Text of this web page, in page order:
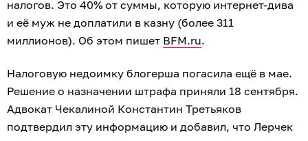
налогов. Это 40% от суммы, которую интернет-дива
и её муж не доплатили в казну (более 311
миллионов). Об этом пишет BFM.ru.
Налоговую недоимку блогерша погасила ещё в мае.
Решение о назначении штрафа приняли 18 сентября.
Адвокат Чекалиной Константин Третьяков
подтвердил эту информацию и добавил, что Лерчек